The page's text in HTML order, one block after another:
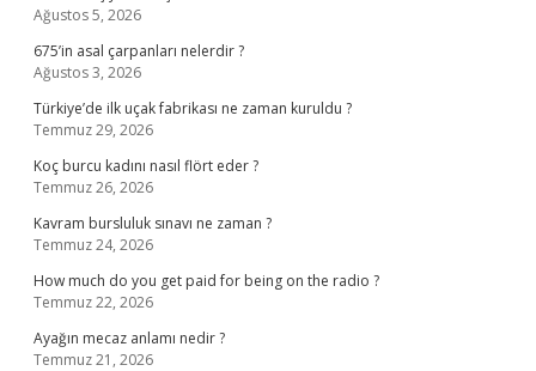
Ağustos 5, 2026
675’in asal çarpanları nelerdir ?
Ağustos 3, 2026
Türkiye’de ilk uçak fabrikası ne zaman kuruldu ?
Temmuz 29, 2026
Koç burcu kadını nasıl flört eder ?
Temmuz 26, 2026
Kavram bursluluk sınavı ne zaman ?
Temmuz 24, 2026
How much do you get paid for being on the radio ?
Temmuz 22, 2026
Ayağın mecaz anlamı nedir ?
Temmuz 21, 2026